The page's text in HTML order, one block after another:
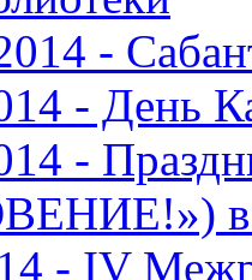
-
- День
-
в
- IV